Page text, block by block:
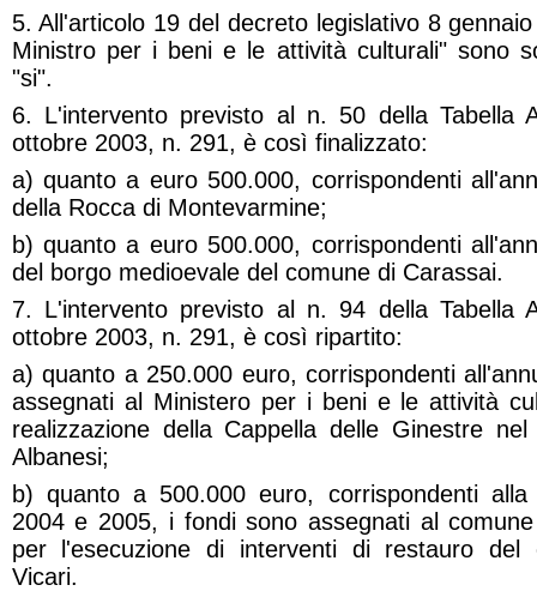
5. All'articolo 19 del decreto legislativo 8
Ministro per i beni e le attività culturali" sono
"si".
6. L'intervento previsto al n. 50 della Tabella
ottobre 2003, n. 291, è così finalizzato:
a) quanto a euro 500.000, corrispondenti
della Rocca di Montevarmine;
b) quanto a euro 500.000, corrispondenti
del borgo medioevale del comune di Carassai.
7. L'intervento previsto al n. 94 della Tabella
ottobre 2003, n. 291, è così ripartito:
a) quanto a 250.000 euro, corrispondenti
assegnati al Ministero per i beni e le attività
realizzazione della Cappella delle Ginestre
Albanesi;
b) quanto a 500.000 euro, corrispondenti
2004 e 2005, i fondi sono assegnati al
per l'esecuzione di interventi di restauro del
Vicari.